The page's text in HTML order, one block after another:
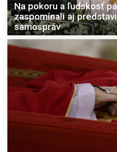
Na pokoru a ľudskosť
zaspomínali aj
samospráv